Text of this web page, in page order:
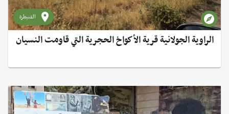
القنيطرة
الراوية الجولانية قرية الأكواخ الحجرية التي قاومت النسيان